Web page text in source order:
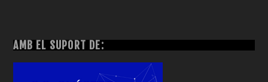
AMB EL SUPORT DE: